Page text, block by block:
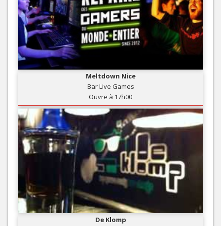
Meltdown Nice
Bar Live Games
Ouvre à 17h00
De Klomp